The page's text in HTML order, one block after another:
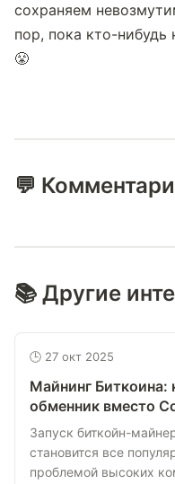
сохраняем
пор, пока кто-нибудь
😤
💬
📚 Другие
🕒 27 окт 2025
Майнинг Биткоина:
обменник вместо
Запуск биткойн-
становится все
проблемой высоких